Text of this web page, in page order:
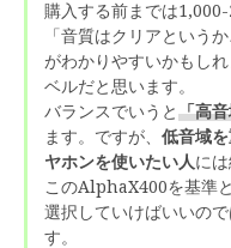
購入する前までは
「音質はクリアという
がわかりやすいかもし
ベルだと思います。
バランスでいうと「高
ます。ですが、 低音域
ヤホンを使いたい人に
このAlphaX400を基準
選択していけばいいの
す。